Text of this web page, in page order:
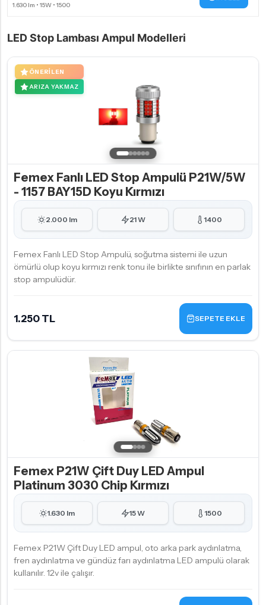
LED Stop Lambası Ampul Modelleri
ÖNERILEN
ARIZA YAKMAZ
Femex Fanlı LED Stop Ampulü P21W/5W
- 1157 BAY15D Koyu Kırmızı
2.000 lm 21 W 1400
Femex Fanlı LED Stop Ampulü, soğutma sistemi ile uzun
ömürlü olup koyu kırmızı renk tonu ile birlikte sınıfının en parlak
stop ampulüdür.
1.250 TL SEPETE EKLE
Femex P21W Çift Duy LED Ampul
Platinum 3030 Chip Kırmızı
1.630 lm 15 W 1500
Femex P21W Çift Duy LED ampul, oto arka park aydınlatma,
fren aydınlatma ve gündüz farı aydınlatma LED ampulü olarak
kullanılır. 12v ile çalışır.